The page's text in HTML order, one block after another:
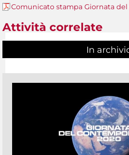
Comunicato stampa Giornata
Attività correlate
In